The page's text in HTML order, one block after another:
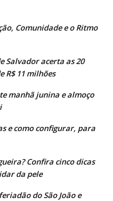
Comunidade e o Ritmo
Salvador acerta as 20
R$ 11 milhões
manhã junina e almoço
e como configurar, para
Confira cinco dicas
da pele
do São João e